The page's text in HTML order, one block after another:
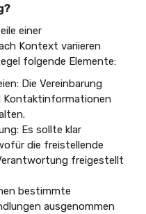
einer
Kontext variieren
folgende Elemente:
Die Vereinbarung
Kontaktinformationen
Es sollte klar
die freistellende
freigestellt
bestimmte
ausgenommen